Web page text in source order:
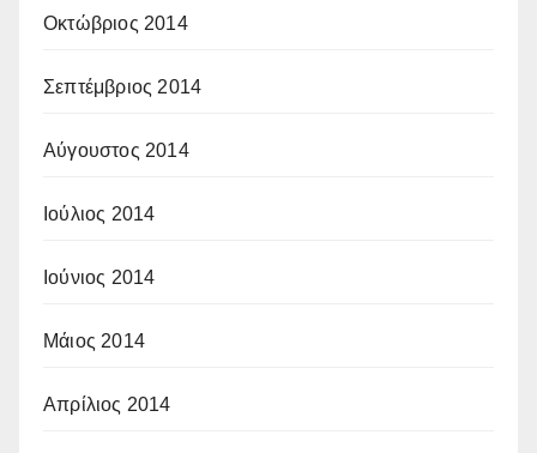
Οκτώβριος 2014
Σεπτέμβριος 2014
Αύγουστος 2014
Ιούλιος 2014
Ιούνιος 2014
Μάιος 2014
Απρίλιος 2014